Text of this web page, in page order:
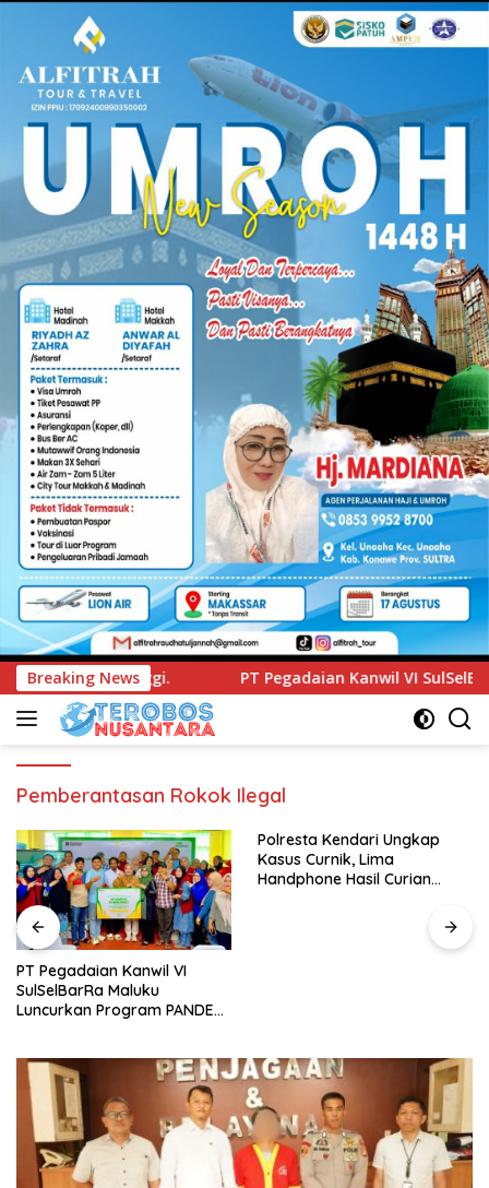
Breaking News
PT Pegadaian Kanwil VI SulSelBarRa Maluku Luncurkan
Pemberantasan Rokok Ilegal
PT Pegadaian Kanwil VI
SulSelBarRa Maluku
Luncurkan Program PANDE
Polresta Kendari Ungkap
Kasus Curnik, Lima
Handphone Hasil Curian